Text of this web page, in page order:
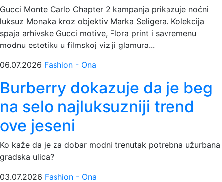
Gucci Monte Carlo Chapter 2 kampanja prikazuje noćni
luksuz Monaka kroz objektiv Marka Seligera. Kolekcija
spaja arhivske Gucci motive, Flora print i savremenu
modnu estetiku u filmskoj viziji glamura...
06.07.2026 Fashion - Ona
Burberry dokazuje da je beg
na selo najluksuzniji trend
ove jeseni
Ko kaže da je za dobar modni trenutak potrebna užurbana
gradska ulica?
03.07.2026 Fashion - Ona